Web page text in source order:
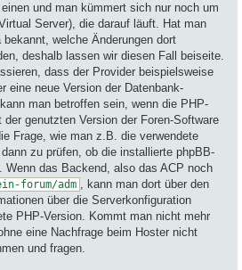
und man kümmert sich nur noch um
Server), die darauf läuft. Hat man
welche Änderungen dort
deshalb lassen wir diesen Fall beiseite.
dass der Provider beispielsweise
eine neue Version der Datenbank-
man betroffen sein, wenn die PHP-
genutzten Version der Foren-Software
Frage, wie man z.B. die verwendete
zu prüfen, ob die installierte phpBB-
Wenn das Backend, also das ACP noch
forum/adm , kann man dort über den
über die Serverkonfiguration
PHP-Version. Kommt man nicht mehr
eine Nachfrage beim Hoster nicht
und fragen.